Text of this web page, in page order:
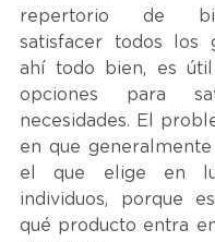
repertorio de
satisfacer todos los
ahí todo bien, es
opciones para
necesidades. El
en que
el que elige en
individuos, porque
qué producto entra